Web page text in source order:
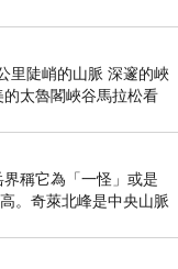
里陡峭的山脈 深邃的峽
太魯閣峽谷馬拉松看
稱它為「一怪」或是
。奇萊北峰是中央山脈